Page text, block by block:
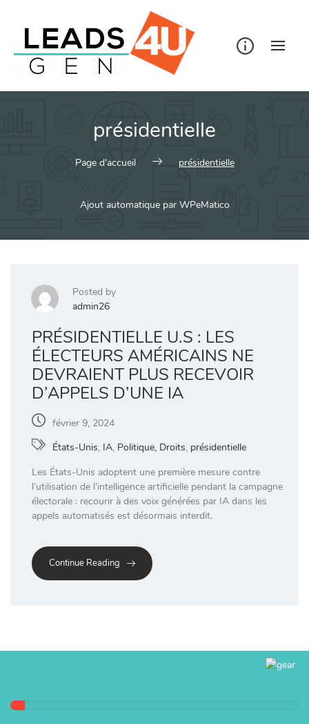
présidentielle
Page d'accueil présidentielle
Ajout automatique par WPeMatico
Posted by
admin26
PRÉSIDENTIELLE U.S : LES
ÉLECTEURS AMÉRICAINS NE
DEVRAIENT PLUS RECEVOIR
D’APPELS D’UNE IA
février 9, 2024
États-Unis, IA, Politique, Droits, présidentielle
Les États-Unis adoptent une première mesure contre
l’utilisation de l’intelligence artificielle pendant la campagne
électorale : recourir à des voix générées par IA dans les
appels automatisés est désormais interdit.
Continue Reading